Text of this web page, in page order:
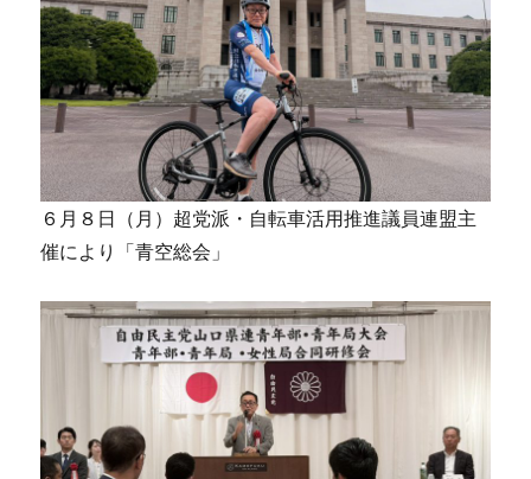
６月８日（月）超党派・自転車活用推進議員連盟主
催により「青空総会」